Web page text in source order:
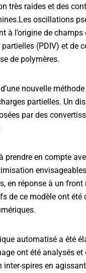
très raides et des
oscillations
à l’origine de
(PDIV) et de
de polymères.
nouvelle
partielles. Un
par des
prendre en compte
en réponse à un front
de ce modèle ont été
automatisé a été
ont été analysés
spires en